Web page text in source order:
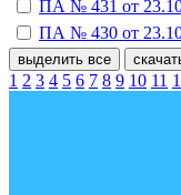
ПА № 431 от
ПА № 430 от
выделить все
1 2 3 4 5 6 7 8 9 10 11